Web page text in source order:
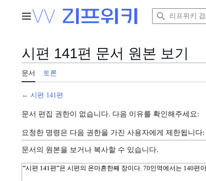
주 메뉴
시편 141편 문서 원본 보기
문서 토론
← 시편 141편
문서 편집 권한이 없습니다. 다음 이유를 확인해주세요:
요청한 명령은 다음 권한을 가진 사용자에게 제한됩니다:
문서의 원본을 보거나 복사할 수 있습니다.